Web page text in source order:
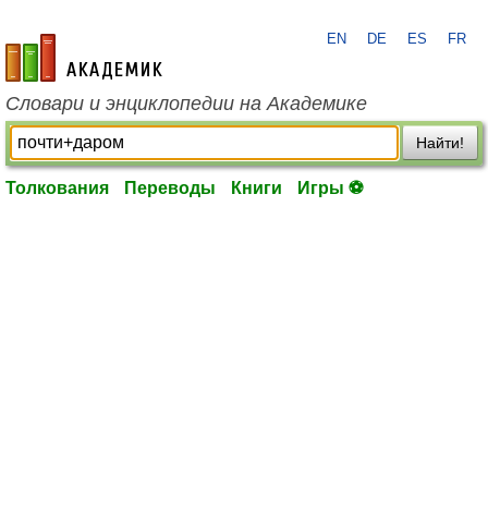
academic.ru
EN DE ES FR
Словари и энциклопедии на Академике
Найти!
Толкования Переводы Книги Игры ⚽